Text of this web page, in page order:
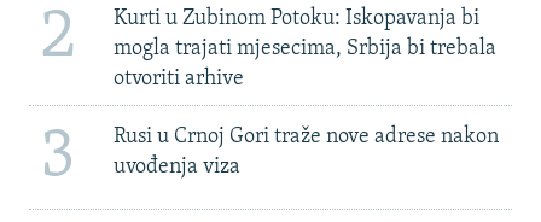
2
Kurti u Zubinom Potoku: Iskopavanja bi
mogla trajati mjesecima, Srbija bi trebala
otvoriti arhive
3
Rusi u Crnoj Gori traže nove adrese nakon
uvođenja viza